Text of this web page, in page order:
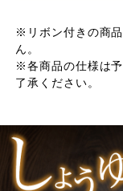
※リボン付きの商
ん。
※各商品の仕様は
了承ください。